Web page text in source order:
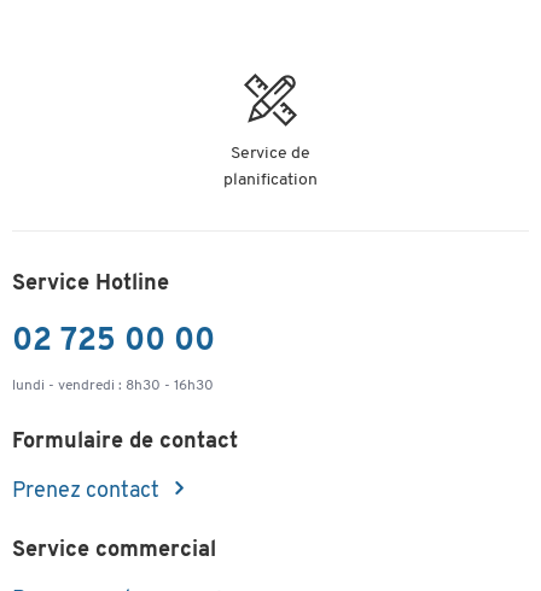
Service de
planification
Service Hotline
02 725 00 00
lundi - vendredi : 8h30 - 16h30
Formulaire de contact
Prenez contact
Service commercial